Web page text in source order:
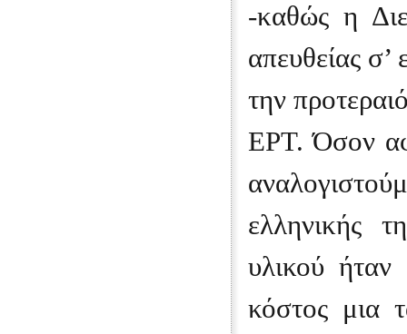
-καθώς η
απευθείας σ’
την
ΕΡΤ. Όσον
ελληνικής
υλικού ήταν
κόστος μια